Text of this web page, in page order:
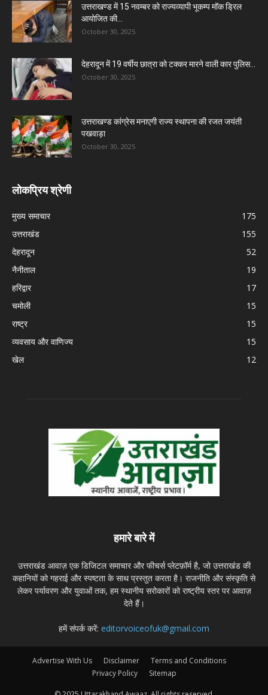
उत्तराखण्ड में 15 नवम्बर को राज्यव्यापी भूकम्प मॉक ड्रिल
आयोजित की...
October 30, 2025
देहरादून में 19 वर्षीय छात्रा को टक्कर मारने वाली कार पुलिस...
October 30, 2025
उत्तराखण्ड कांग्रेस मनाएगी राज्य स्थापना की रजत जयंती
पखवाड़ा
October 30, 2025
लोकप्रिय श्रेणी
मुख्य समाचार
175
उत्तराखंड
155
देहरादून
52
नैनीताल
19
हरिद्वार
17
चमोली
15
राष्ट्र
15
व्यवसाय और वाणिज्य
15
खेल
12
हमारे बारे में
उत्तराखंड आवाज़ एक डिजिटल समाचार और फीचर्स प्लेटफ़ॉर्म है, जो उत्तराखंड की
कहानियों को गहराई और स्पष्टता के साथ प्रस्तुत करता है। राजनीति और संस्कृति से
लेकर पर्यावरण और युवाओं तक, हम स्थानीय सरोकारों को राष्ट्रीय स्तर पर आवाज़
देते हैं।
हमें संपर्क करें: editorvoiceofuk@gmail.com
Advertise With Us Disclaimer
Terms and Conditions
Privacy Policy
Sitemap